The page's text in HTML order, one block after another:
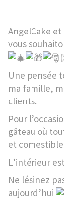
AngelCake et
vous
Une pensée
ma famille,
clients.
Pour
gâteau où
et comestible.
L’intérieur
Ne lésinez
aujourd’hui